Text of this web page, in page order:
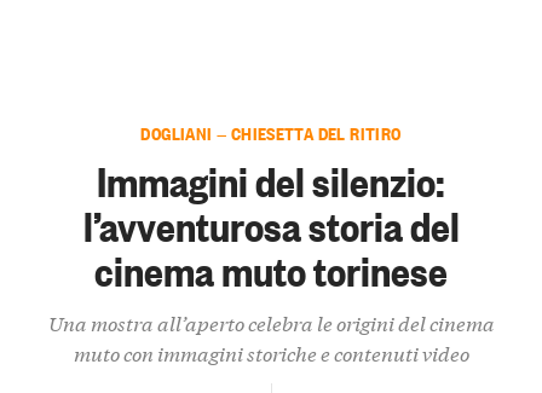
DOGLIANI — CHIESETTA DEL RITIRO
Immagini del silenzio:
l’avventurosa storia del
cinema muto torinese
Una mostra all’aperto celebra le origini del cinema
muto con immagini storiche e contenuti video